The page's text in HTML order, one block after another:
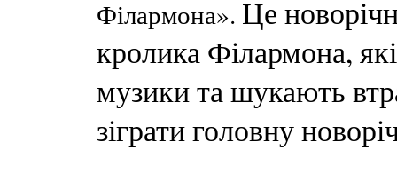
Філармона». Це
кролика Філармона,
музики та шукають
зіграти головну